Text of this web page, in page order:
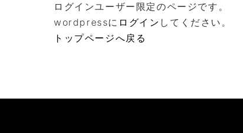
ログインユーザー限定のページです。
wordpressに ログイン してください。
トップページへ戻る